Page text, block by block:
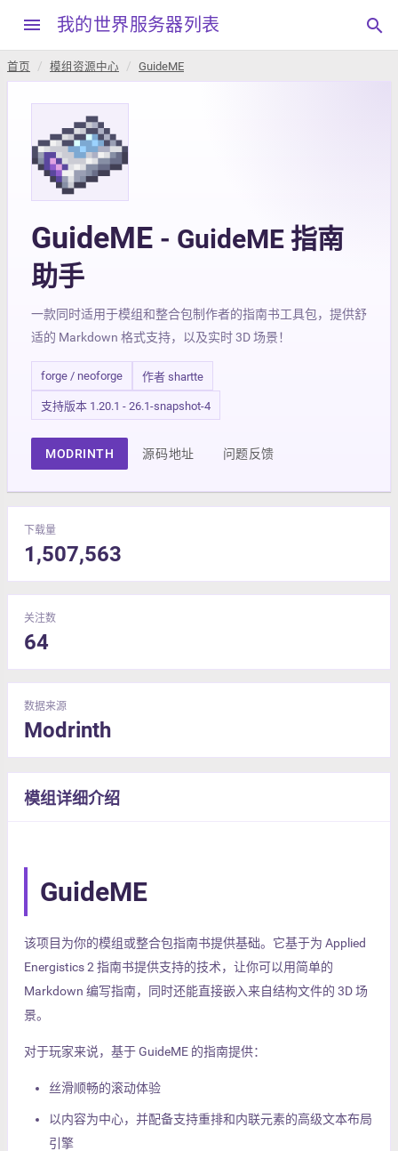
menu 我的世界服务器列表 search
首页 模组资源中心 GuideME
GuideME - GuideME 指南
助手
一款同时适用于模组和整合包制作者的指南书工具包，提供舒
适的 Markdown 格式支持，以及实时 3D 场景！
forge / neoforge 作者 shartte
支持版本 1.20.1 - 26.1-snapshot-4
MODRINTH 源码地址 问题反馈
下载量
1,507,563
关注数
64
数据来源
Modrinth
模组详细介绍
GuideME
该项目为你的模组或整合包指南书提供基础。它基于为 Applied
Energistics 2 指南书提供支持的技术，让你可以用简单的
Markdown 编写指南，同时还能直接嵌入来自结构文件的 3D 场
景。
对于玩家来说，基于 GuideME 的指南提供：
丝滑顺畅的滚动体验
以内容为中心，并配备支持重排和内联元素的高级文本布局
引擎